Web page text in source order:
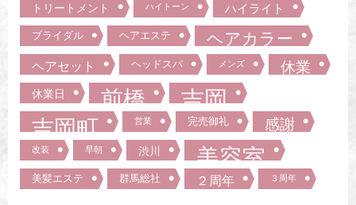
トリートメント ハイトーン ハイライト
ブライダル ヘアエステ ヘアカラー
ヘアセット ヘッドスパ メンズ 休業
休業日 前橋
吉岡
吉岡町
営業 完売御礼 感謝
改装 早朝 渋川 美容室
美髪エステ 群馬総社 ２周年 ３周年